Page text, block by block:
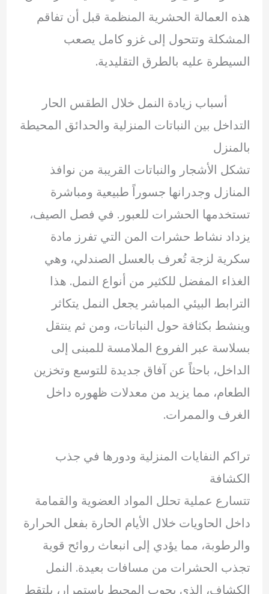
هذه العمالة الحشرية المنظمة قبل أن تفاقم
المشكلة وتتحول إلى غزو كامل يصعب
السيطرة عليه بالطرق التقليدية.
أسباب زيادة النمل خلال الطقس الحار
التداخل بين النباتات المنزلية والحدائق المحيطة
بالمنزل
تشكل الأشجار والنباتات القريبة من نوافذ
المنازل وجدرانها جسوراً طبيعية ومباشرة
تستخدمها الحشرات للعبور. في فصل الصيف،
يزداد نشاط حشرات المن التي تفرز مادة
سكرية لزجة تُعرف بالعسل الصندلي، وهي
الغذاء المفضل للكثير من أنواع النمل. هذا
الترابط البيئي المباشر يجعل النمل يتكاثر
وينشط بكثافة حول النباتات، ومن ثم ينتقل
بسلاسة عبر الفروع الملامسة للمبنى إلى
الداخل، باحثاً عن آفاق جديدة للتوسع وتخزين
الطعام، مما يزيد من معدلات ظهوره داخل
الغرف والممرات.
تراكم النفايات المنزلية ودورها في جذب
الكشافة
تتسارع عملية تحلل المواد العضوية والقمامة
داخل الحاويات خلال الأيام الحارة بفعل الحرارة
والرطوبة، مما يؤدي إلى انبعاث روائح قوية
تجذب الحشرات من مسافات بعيدة. النمل
الكشاف، الذي يجوب المحيط باستمرار، يلتقط